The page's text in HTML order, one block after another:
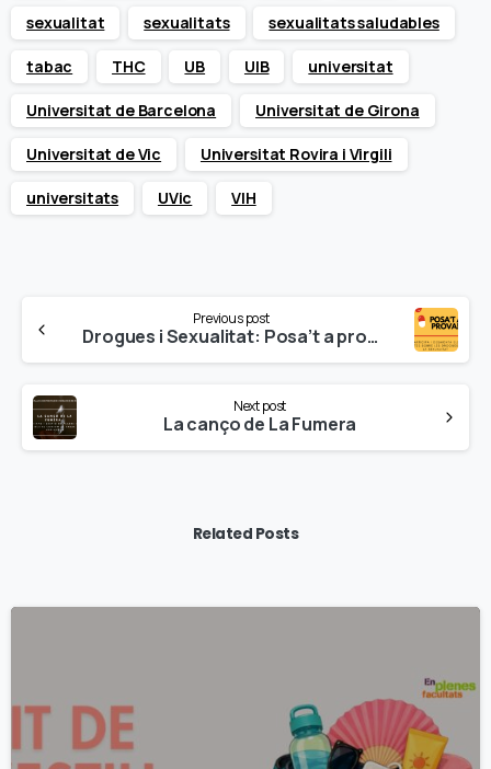
sexualitat sexualitats sexualitats saludables
tabac THC UB UIB universitat
Universitat de Barcelona Universitat de Girona
Universitat de Vic Universitat Rovira i Virgili
universitats UVic VIH
Reading
Previous post
Drogues i Sexualitat: Posa’t a prova! Participa i desmunta els mites.
Next post
La canço de La Fumera
Related Posts